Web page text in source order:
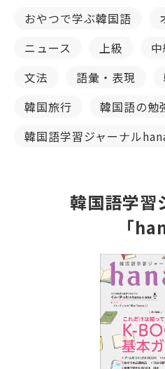
おやつで学ぶ韓国語
ニュース
上級
文法
語彙・表現
韓国旅行
韓国語の勉
韓国語学習ジャーナル
韓国語学習
「